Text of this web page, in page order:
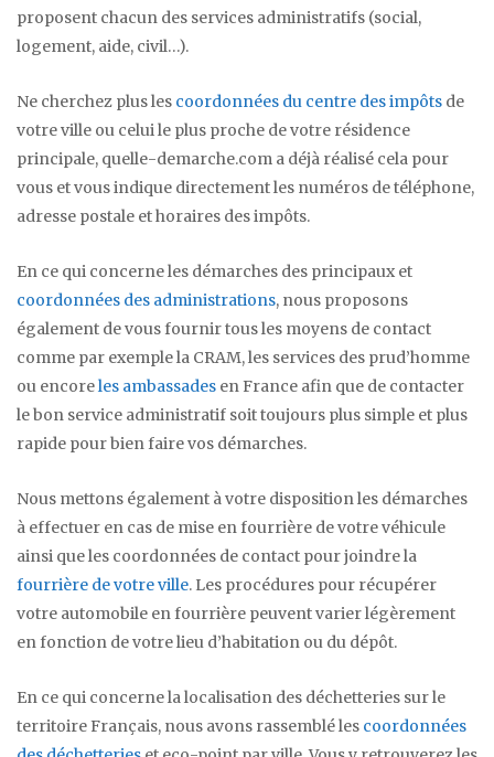
proposent chacun des services administratifs (social,
logement, aide, civil…).
Ne cherchez plus les coordonnées du centre des impôts de
votre ville ou celui le plus proche de votre résidence
principale, quelle-demarche.com a déjà réalisé cela pour
vous et vous indique directement les numéros de téléphone,
adresse postale et horaires des impôts.
En ce qui concerne les démarches des principaux et
coordonnées des administrations, nous proposons
également de vous fournir tous les moyens de contact
comme par exemple la CRAM, les services des prud’homme
ou encoreles ambassades en France afin que de contacter
le bon service administratif soit toujours plus simple et plus
rapide pour bien faire vos démarches.
Nous mettons également à votre disposition les démarches
à effectuer en cas de mise en fourrière de votre véhicule
ainsi que les coordonnées de contact pour joindre la
fourrière de votre ville. Les procédures pour récupérer
votre automobile en fourrière peuvent varier légèrement
en fonction de votre lieu d’habitation ou du dépôt.
En ce qui concerne la localisation des déchetteries sur le
territoire Français, nous avons rassemblé les coordonnées